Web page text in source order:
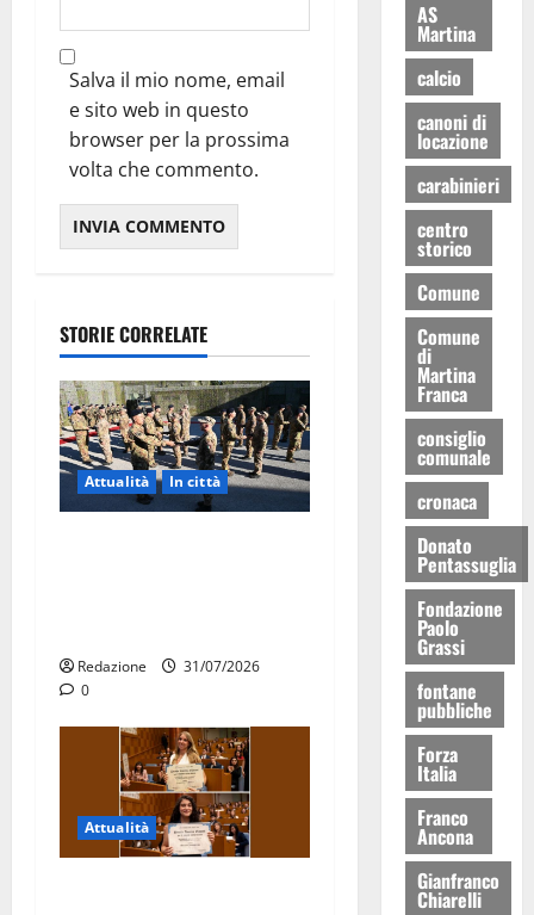
Salva il mio nome, email
e sito web in questo
browser per la prossima
volta che commento.
STORIE CORRELATE
Attualità In città
Redazione
31/07/2026
0
Attualità
AS
Martina
calcio
canoni di
locazione
carabinieri
centro
storico
Comune
Comune
di
Martina
Franca
consiglio
comunale
cronaca
Donato
Pentassuglia
Fondazione
Paolo
Grassi
fontane
pubbliche
Forza
Italia
Franco
Ancona
Gianfranco
Chiarelli